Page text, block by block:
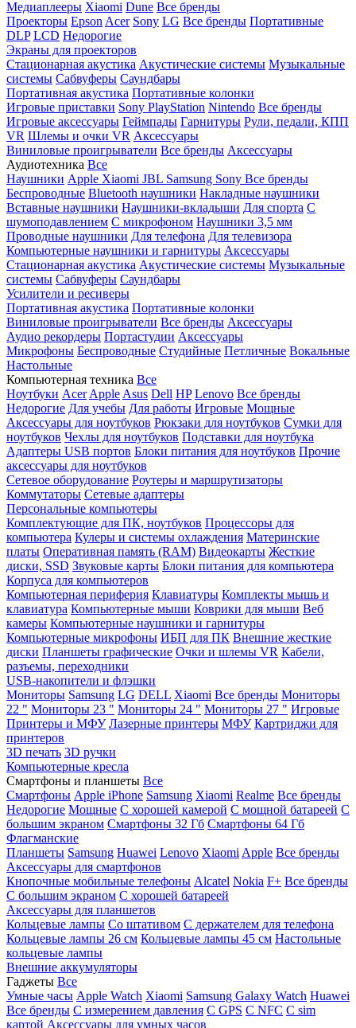
Медиаплееры Xiaomi Dune Все бренды
Проекторы Epson Acer Sony LG Все бренды Портативные
DLP LCD Недорогие
Экраны для проекторов
Стационарная акустика Акустические системы Музыкальные
системы Сабвуферы Саундбары
Портативная акустика Портативные колонки
Игровые приставки Sony PlayStation Nintendo Все бренды
Игровые аксессуары Геймпады Гарнитуры Рули, педали, КПП
VR Шлемы и очки VR Аксессуары
Виниловые проигрыватели Все бренды Аксессуары
Аудиотехника Все
Наушники Apple Xiaomi JBL Samsung Sony Все бренды
Беспроводные Bluetooth наушники Накладные наушники
Вставные наушники Наушники-вкладыши Для спорта С
шумоподавлением С микрофоном Наушники 3,5 мм
Проводные наушники Для телефона Для телевизора
Компьютерные наушники и гарнитуры Аксессуары
Стационарная акустика Акустические системы Музыкальные
системы Сабвуферы Саундбары
Усилители и ресиверы
Портативная акустика Портативные колонки
Виниловые проигрыватели Все бренды Аксессуары
Аудио рекордеры Портастудии Аксессуары
Микрофоны Беспроводные Студийные Петличные Вокальные
Настольные
Компьютерная техника Все
Ноутбуки Acer Apple Asus Dell HP Lenovo Все бренды
Недорогие Для учебы Для работы Игровые Мощные
Аксессуары для ноутбуков Рюкзаки для ноутбуков Сумки для
ноутбуков Чехлы для ноутбуков Подставки для ноутбука
Адаптеры USB портов Блоки питания для ноутбуков Прочие
аксессуары для ноутбуков
Сетевое оборудование Роутеры и маршрутизаторы
Коммутаторы Сетевые адаптеры
Персональные компьютеры
Комплектующие для ПК, ноутбуков Процессоры для
компьютера Кулеры и системы охлаждения Материнские
платы Оперативная память (RAM) Видеокарты Жесткие
диски, SSD Звуковые карты Блоки питания для компьютера
Корпуса для компьютеров
Компьютерная периферия Клавиатуры Комплекты мышь и
клавиатура Компьютерные мыши Коврики для мыши Веб
камеры Компьютерные наушники и гарнитуры
Компьютерные микрофоны ИБП для ПК Внешние жесткие
диски Планшеты графические Очки и шлемы VR Кабели,
разъемы, переходники
USB-накопители и флэшки
Мониторы Samsung LG DELL Xiaomi Все бренды Мониторы
22 " Мониторы 23 " Мониторы 24 " Мониторы 27 " Игровые
Принтеры и МФУ Лазерные принтеры МФУ Картриджи для
принтеров
3D печать 3D ручки
Компьютерные кресла
Смартфоны и планшеты Все
Смартфоны Apple iPhone Samsung Xiaomi Realme Все бренды
Недорогие Мощные С хорошей камерой С мощной батареей С
большим экраном Смартфоны 32 Гб Смартфоны 64 Гб
Флагманские
Планшеты Samsung Huawei Lenovo Xiaomi Apple Все бренды
Аксессуары для смартфонов
Кнопочные мобильные телефоны Alcatel Nokia F+ Все бренды
С большим экраном С хорошей батареей
Аксессуары для планшетов
Кольцевые лампы Со штативом C держателем для телефона
Кольцевые лампы 26 см Кольцевые лампы 45 см Настольные
кольцевые лампы
Внешние аккумуляторы
Гаджеты Все
Умные часы Apple Watch Xiaomi Samsung Galaxy Watch Huawei
Все бренды C измерением давления C GPS C NFC C sim
картой Аксессуары для умных часов